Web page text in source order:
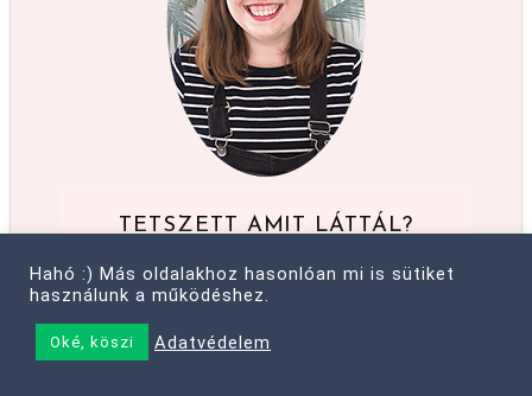
TETSZETT AMIT LÁTTÁL?
Még több hasznos anyag boldogságról,
célokról, egy olyan életről, amit szeretsz
Hahó :) Más oldalakhoz hasonlóan mi is sütiket
használunk a működéshez.
Oké, köszi Adatvédelem